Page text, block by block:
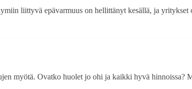
liittyvä epävarmuus on hellittänyt kesällä, ja
myötä. Ovatko huolet jo ohi ja kaikki hyvä hinnoissa?